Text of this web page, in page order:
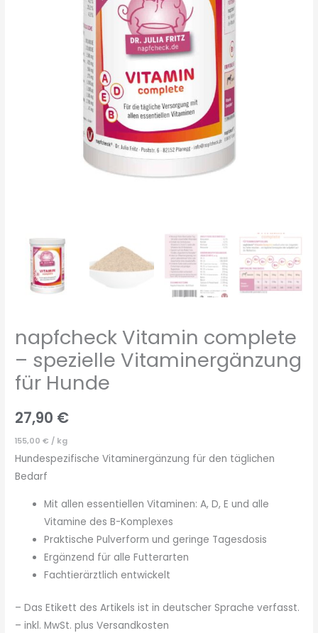
napfcheck Vitamin complete
– spezielle Vitaminergänzung
für Hunde
27,90 €
155,00€ / kg
Hundespezifische Vitaminergänzung für den täglichen
Bedarf
Mit allen essentiellen Vitaminen: A, D, E und alle
Vitamine des B-Komplexes
Praktische Pulverform und geringe Tagesdosis
Ergänzend für alle Futterarten
Fachtierärztlich entwickelt
– Das Etikett des Artikels ist in deutscher Sprache verfasst.
– inkl. MwSt. plus Versandkosten